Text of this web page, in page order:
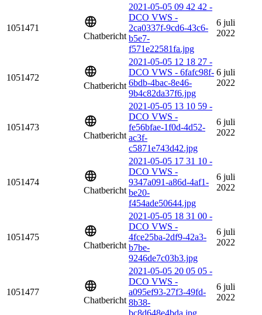
1051471
Chatbericht
2021-05-05 09 42 42 -
DCO VWS -
2ca0337f-9cd6-43c6-
b5e7-
f571e22581fa.jpg
6 juli
2022
1051472
Chatbericht
2021-05-05 12 18 27 -
DCO VWS - 6fafc98f-
6bdb-4bac-8e46-
9b4c82da37f6.jpg
6 juli
2022
1051473
Chatbericht
2021-05-05 13 10 59 -
DCO VWS -
fe56bfae-1f0d-4d52-
ac3f-
c5871e743d42.jpg
6 juli
2022
1051474
Chatbericht
2021-05-05 17 31 10 -
DCO VWS -
9347a091-a86d-4af1-
be20-
f454ade50644.jpg
6 juli
2022
1051475
Chatbericht
2021-05-05 18 31 00 -
DCO VWS -
4fce25ba-2df9-42a3-
b7be-
9246de7c03b3.jpg
6 juli
2022
1051477
Chatbericht
2021-05-05 20 05 05 -
DCO VWS -
a095ef93-27f3-49fd-
8b38-
6 juli
2022